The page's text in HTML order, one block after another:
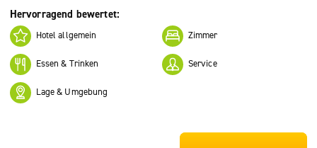
Hervorragend bewertet:
Hotel allgemein Zimmer
Essen & Trinken Service
Lage & Umgebung